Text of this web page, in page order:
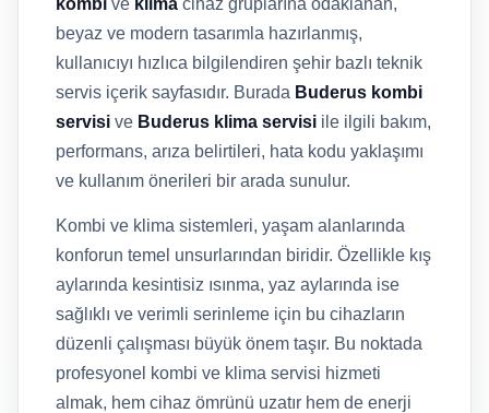
kombi ve klima cihaz gruplarına odaklanan,
beyaz ve modern tasarımla hazırlanmış,
kullanıcıyı hızlıca bilgilendiren şehir bazlı teknik
servis içerik sayfasıdır. Burada Buderus kombi
servisi ve Buderus klima servisi ile ilgili bakım,
performans, arıza belirtileri, hata kodu yaklaşımı
ve kullanım önerileri bir arada sunulur.
Kombi ve klima sistemleri, yaşam alanlarında
konforun temel unsurlarından biridir. Özellikle kış
aylarında kesintisiz ısınma, yaz aylarında ise
sağlıklı ve verimli serinleme için bu cihazların
düzenli çalışması büyük önem taşır. Bu noktada
profesyonel kombi ve klima servisi hizmeti
almak, hem cihaz ömrünü uzatır hem de enerji